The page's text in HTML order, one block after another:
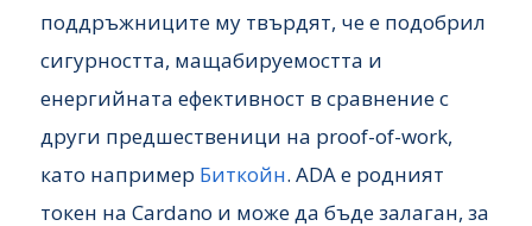
поддръжниците му твърдят, че е подобрил
сигурността, мащабируемостта и
енергийната ефективност в сравнение с
други предшественици на proof-of-work,
като например Биткойн. ADA е родният
токен на Cardano и може да бъде залаган, за